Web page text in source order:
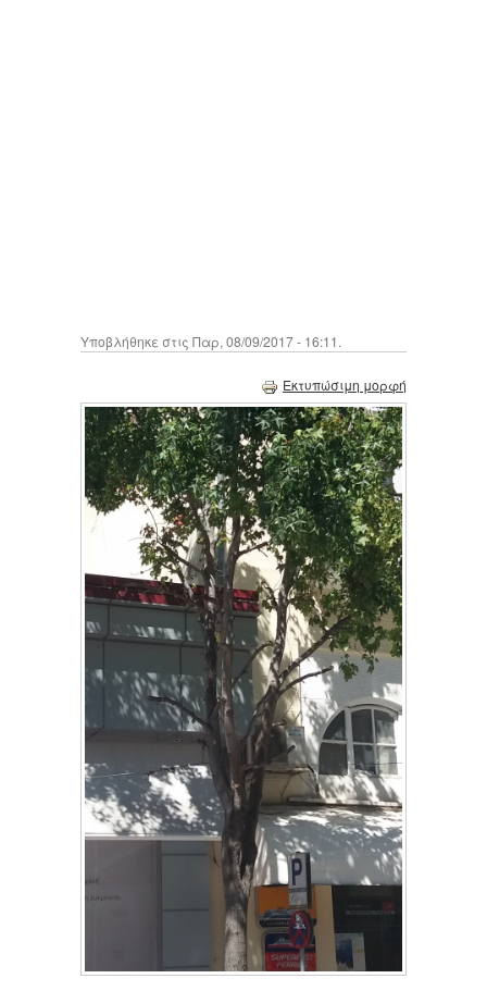
Υποβλήθηκε στις Παρ, 08/09/2017 - 16:11.
Εκτυπώσιμη μορφή